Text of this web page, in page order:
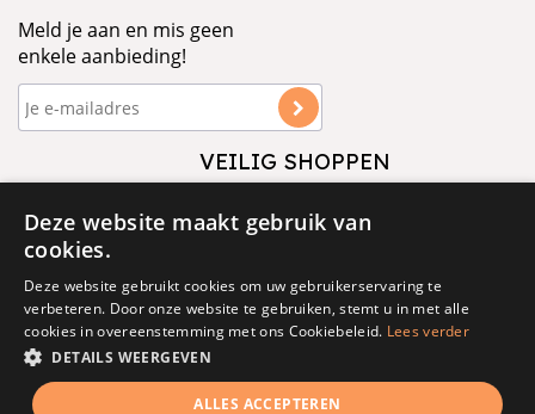
Meld je aan en mis geen
enkele aanbieding!
VEILIG SHOPPEN
Deze website maakt gebruik van
cookies.
Deze website gebruikt cookies om uw gebruikerservaring te
verbeteren. Door onze website te gebruiken, stemt u in met alle
cookies in overeenstemming met ons Cookiebeleid. Lees verder
DETAILS WEERGEVEN
ALLES ACCEPTEREN